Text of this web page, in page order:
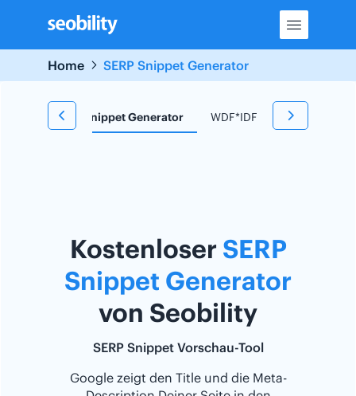
content
Home
SERP Snippet Generator
SERP Snippet Generator WDF*IDF Tool
Kostenloser SERP
Snippet Generator
von Seobility
SERP Snippet Vorschau-Tool
Google zeigt den Title und die Meta-